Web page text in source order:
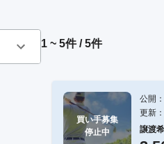
1 ~ 5件 / 5件
買い手募集
停止中
公開
更新
譲渡